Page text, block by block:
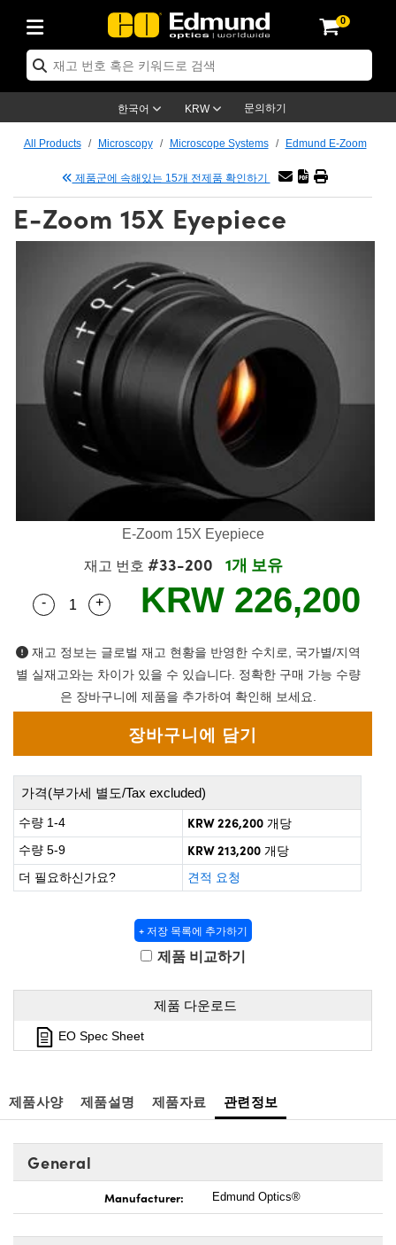
0
한국어 KRW 문의하기
Components
Sputtering) Coated Optics
Elements (DOE)
Optics
Mounts
and Slides
Objectives
Objectives
Micrometers
Couplers
Microscopes
and Electronics
Lenses
Mount Lenses)
Magnification Lenses
and Advanced Photography
Cameras
Cameras™
and Optomechanics
Cameras
트 & 조명
Targets
& Stage Micrometers
Test Targets
& Detection
Solutions
and Electronics
Roughness Standards
Components
& Production
Tools
Accessories
By Application
By Brand
Systems
Company
Components
Products
품
Detection
제품생산
Products
Lenses
Targets
and Detection
and Production
Products
Targets
and Detection
and Production
All Products Microscopy Microscope Systems Edmund E-Zoom
제품군에 속해있는 15개 전제품 확인하기
E-Zoom 15X Eyepiece
E-Zoom 15X Eyepiece
재고 번호 #33-200 1개 보유
Quantity Selector
- Use the plus and minus buttons to adjust the
+ KRW 226,200
재고 정보는 글로벌 재고 현황을 반영한 수치로, 국가별/지역
별 실재고와는 차이가 있을 수 있습니다. 정확한 구매 가능 수량
은 장바구니에 제품을 추가하여 확인해 보세요.
가격(부가세 별도/Tax excluded)
수량 1-4 KRW 226,200 개당
수량 5-9
KRW 213,200 개당
더 필요하신가요?
견적 요청
+ 저장 목록에 추가하기
제품 비교하기
제품 다운로드
EO Spec Sheet
제품사양 제품설명 제품자료 관련정보
General
Manufacturer: Edmund Optics®